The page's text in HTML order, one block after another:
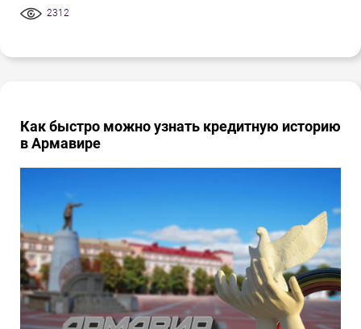
2312
Как быстро можно узнать кредитную историю
в Армавире